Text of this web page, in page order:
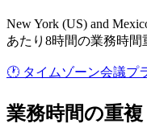
New York (US) and
あたり8時間の業務時間
🕐 タイムゾーン会議プ
業務時間の重複